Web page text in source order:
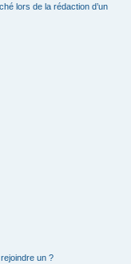
lors de la rédaction d’un
un ?